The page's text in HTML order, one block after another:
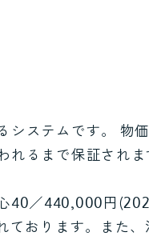
システムです。 物
れるまで保証され
40／440,000円
ております。また